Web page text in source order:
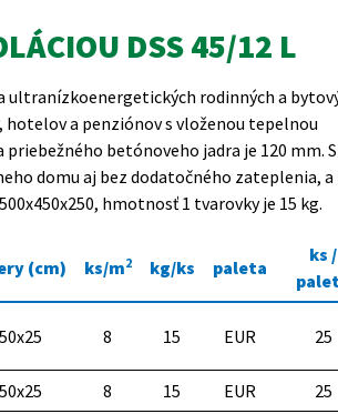
DSS 45/12 L
ultranízkoenergetických rodinných a
a penziónov s vloženou tepelnou
betónoveho jadra je 120 mm.
domu aj bez dodatočného zateplenia,
hmotnosť 1 tvarovky je 15 kg.
(cm) ks/m2 kg/ks paleta
ks /
8 15 EUR 25
8 15 EUR
25